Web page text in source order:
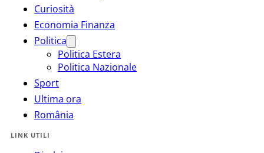
Curiosità
Economia Finanza
Politica
Politica Estera
Politica Nazionale
Sport
Ultima ora
România
LINK UTILI